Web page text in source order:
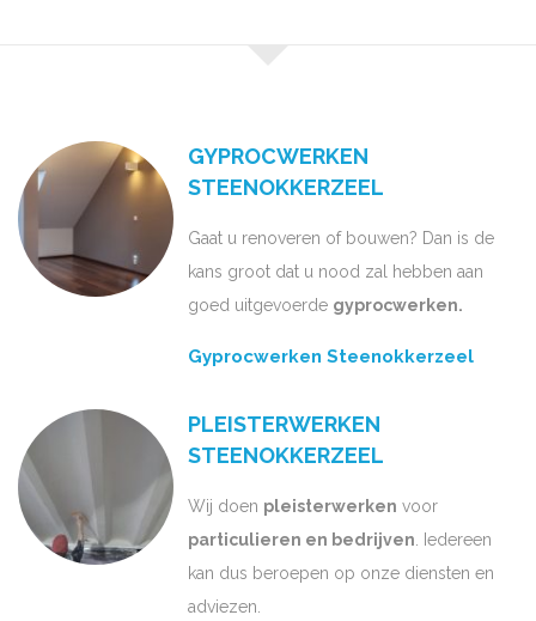
GYPROCWERKEN
STEENOKKERZEEL
Gaat u renoveren of bouwen? Dan is de
kans groot dat u nood zal hebben aan
goed uitgevoerde gyprocwerken.
Gyprocwerken Steenokkerzeel
PLEISTERWERKEN
STEENOKKERZEEL
Wij doen pleisterwerken voor
particulieren en bedrijven. Iedereen
kan dus beroepen op onze diensten en
adviezen.